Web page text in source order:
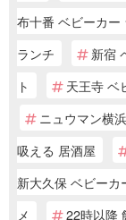
布十番 ベビーカー
ランチ
新宿
ト
天王寺 ベ
ニュウマン横
吸える 居酒屋
新大久保 ベビーカ
メ
22時以降